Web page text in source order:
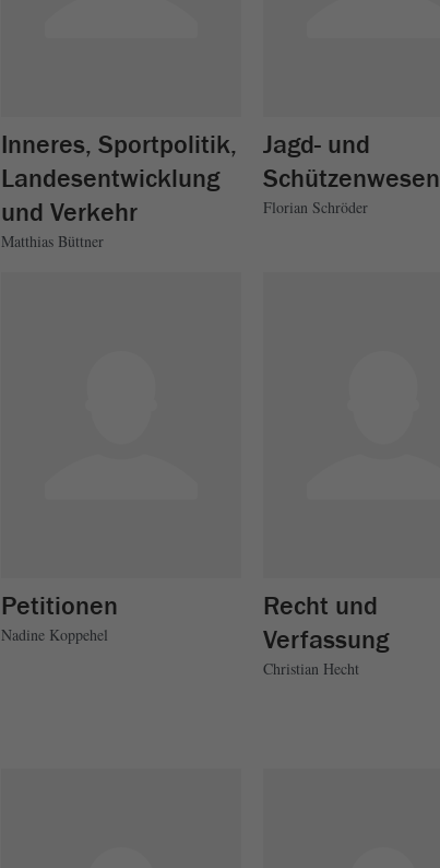
Inneres, Sportpolitik,
Landesentwicklung
und Verkehr
Matthias Büttner
Jagd- und
Schützenwesen
Florian Schröder
Petitionen
Nadine Koppehel
Recht und
Verfassung
Christian Hecht